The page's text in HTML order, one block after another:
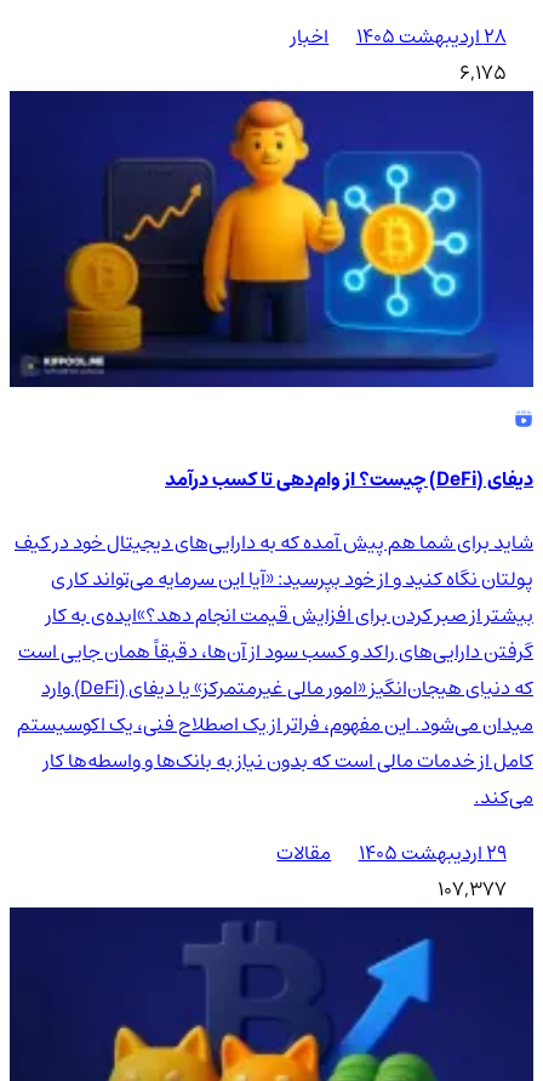
۲۸ اردیبهشت ۱۴۰۵
اخبار
6,175
دیفای (DeFi) چیست؟ از وام‌دهی تا کسب درآمد
شاید برای شما هم پیش آمده که به دارایی‌های دیجیتال خود در کیف
پولتان نگاه کنید و از خود بپرسید: «آیا این سرمایه می‌تواند کاری
بیشتر از صبر کردن برای افزایش قیمت انجام دهد؟»ایده‌ی به کار
گرفتن دارایی‌های راکد و کسب سود از آن‌ها، دقیقاً همان جایی است
که دنیای هیجان‌انگیز «امور مالی غیرمتمرکز» یا دیفای (DeFi) وارد
میدان می‌شود. این مفهوم، فراتر از یک اصطلاح فنی، یک اکوسیستم
کامل از خدمات مالی است که بدون نیاز به بانک‌ها و واسطه‌ها کار
می‌کند.
۲۹ اردیبهشت ۱۴۰۵
مقالات
107,377